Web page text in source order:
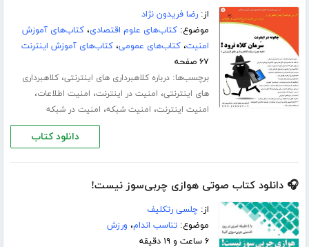
از:رضا فریدون نژاد
موضوع:کتاب‌های علوم اقتصادی،کتاب‌های آموزش
امنیت،کتاب‌های عمومی،کتاب‌های آموزش اینترنت
۶۷ صفحه
برچسب‌ها:درباره کلاهبرداری های اینترنتی،کلاهبرداری
های اینترنتی، امنیت در اینترنت، امنیت اطلاعات،
امنیت اینترنت، امنیت شبکه، امنیت در شبکه
دانلود کتاب
🎧 دانلود کتاب صوتی هوازی چربی‌سوز نیست!
از:چلسی رتکلیف
موضوع:تناسب اندام، ورزش
۶ ساعت و ۱۹ دقیقه